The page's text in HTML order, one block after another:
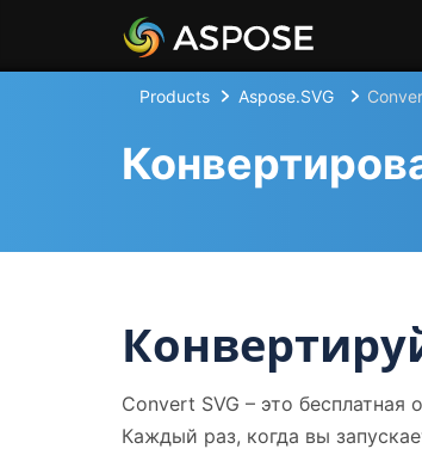
Products Aspose.SVG
Convert SVG – это
Каждый раз, когда вы